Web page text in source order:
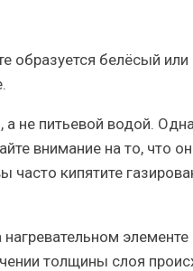
образуется белёсый или
не питьевой водой.
внимание на то, что
часто кипятите
элементе
толщины слоя